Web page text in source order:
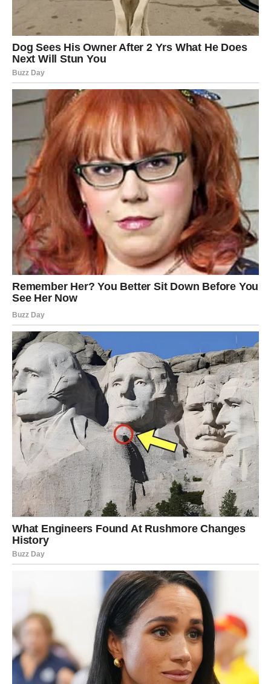
sudbinskog susreta. Ovaj dan može doneti trenutak koji
ćete dugo pamtiti.
Ako ste u vezi, partner može učiniti nešto veoma
romantično što će vas potpuno raznežiti.
Slobodne Vage imaju veliku šansu da upoznaju osobu
koja će ih osvojiti na prvi pogled. Ovaj susret može
izgledati kao slučajnost, ali zvezde govore da je
sudbinski.
Za neke Vage ovo može biti početak veze koja će
promeniti njihov život.
Škorpija
Škorpije su među znakovima kojima 9. mart donosi
najjače emotivne promene.
Osoba iz prošlosti mogla bi se ponovo pojaviti u vašem
životu. Ta osoba može želeti da razgovara, objasni neke
stvari ili čak pokuša da obnovi odnos.
Ako ste u vezi, danas je važno da izbegavate ljubomoru i
sumnju. Otvoren razgovor može rešiti sve nesporazume.
Slobodne Škorpije mogle bi dobiti poruku koja će ih
iznenaditi i probuditi uspomene koje su mislile da su
davno zaboravile.
Strelac
Strelčevi danas mogu shvatiti koliko su njihove emocije